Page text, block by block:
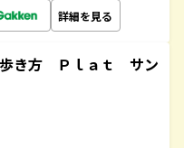
詳細を見る
き方 Ｐｌａｔ サン